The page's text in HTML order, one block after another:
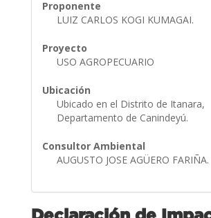
Proponente
LUIZ CARLOS KOGI KUMAGAI.
Proyecto
USO AGROPECUARIO
Ubicación
Ubicado en el Distrito de Itanara,
Departamento de Canindeyú.
Consultor Ambiental
AUGUSTO JOSE AGÜERO FARIÑA.